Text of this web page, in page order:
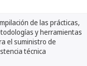
de las prácticas,
y herramientas
el suministro de
técnica